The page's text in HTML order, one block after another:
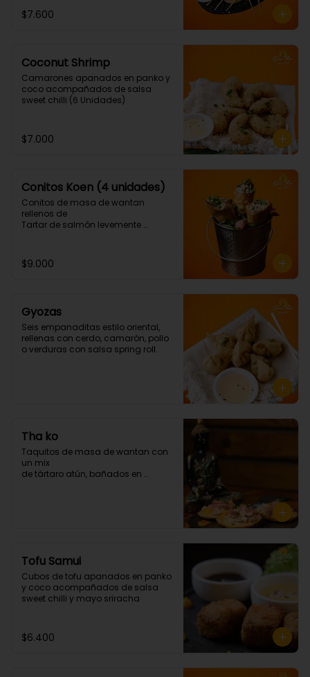
$7.600
Coconut Shrimp
Camarones apanados en panko y
coco acompañados de salsa
sweet chilli (6 Unidades)
$7.000
Conitos Koen (4 unidades)
Conitos de masa de wantan
rellenos de
Tartar de salmón levemente
$9.000
Gyozas
Seis empanaditas estilo oriental,
rellenas con cerdo, camarón, pollo
o verduras con salsa spring roll.
Tha ko
Taquitos de masa de wantan con
un mix
de tártaro atún, bañados en
Tofu Samui
Cubos de tofu apanados en panko
y coco acompañados de salsa
sweet chilli y mayo sriracha
$6.400